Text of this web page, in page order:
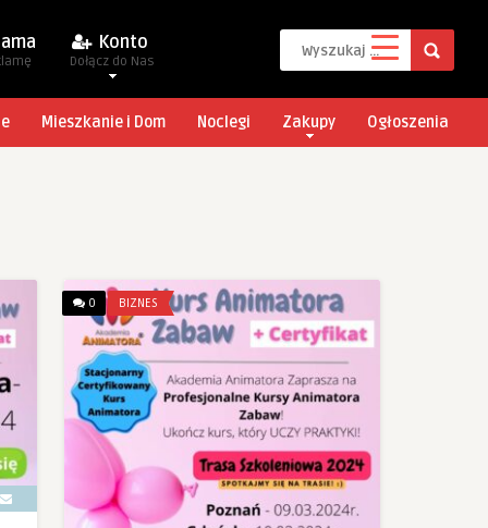
Konto
Dołącz do Nas
Mieszkanie i Dom Noclegi Zakupy Ogłoszenia
0 BIZNES